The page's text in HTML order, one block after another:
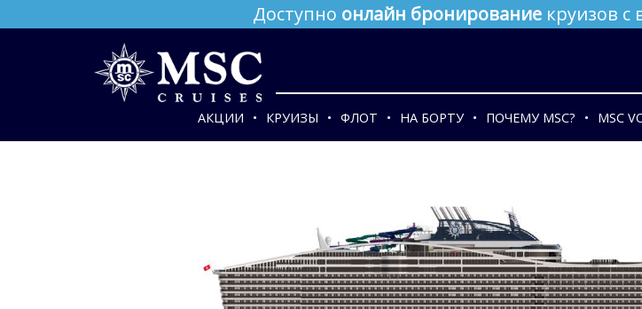
Доступно онлайн бронирование круизов
АКЦИИ КРУИЗЫ ФЛОТ НА БОРТУ ПОЧЕМУ MSC? MSC